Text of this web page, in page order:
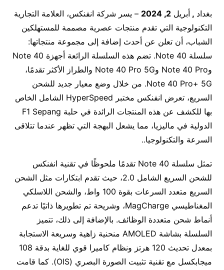
بغداد , أبريل 2
, 2024
– يسر شركة انفنكس، العلامة التجارية
التكنولوجية التي تقدم منتجات عصرية مصممة للمستهلكين
الشباب، أن تعلن عن أحدث إضافة إلى مجموعة منتجاتها:
سلسلة Note 40. تضم هذه السلسلة الرائعة أجهزة Note 40
وNote 40 Pro وNote 40 Pro 5G والطراز الأكثر تقدمًا،
Note 40 Pro+ 5G. من خلال وضع معيار جديد للشحن
السريع، تعرض انفنكس مختبر HyperSpeed الشامل الخاص
بها للكشف عن هذه المنتجات الرائدة في حلبة F1 Sepang
الدولية في ماليزيا، مما يشعل البهجة التي تظهر عندما تتلاقى
السرعة والتكنولوجيا..
تمثل سلسلة Note 40 تقدمًا ملحوظًا في تقنية انفنكس
للشحن السريع الشامل 2.0، حيث تقدم ابتكارات مثل الشحن
السريع متعدد السرعات بقوة 100 واط، والشحن اللاسلكي
المغناطيسي MagCharge، وشريحة تم تطويرها ذاتيًا تدعم
أنماط شحن متعددة الوظائف. بالإضافة إلى ذلك، تتميز
السلسلة بشاشة AMOLED منحنية زاهية وسريعة الاستجابة
بمعدل تحديث 120 هرتز ونظام كاميرا قوي للغاية بدقة 108
ميجابكسل مع تقنية تثبيت الصورة البصري (OIS). كما قامت